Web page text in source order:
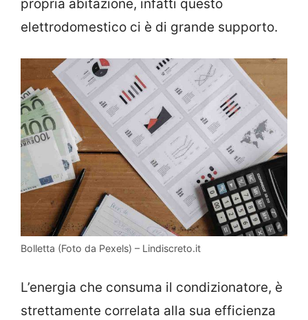
propria abitazione, infatti questo
elettrodomestico ci è di grande supporto.
Bolletta (Foto da Pexels) – Lindiscreto.it
L’energia che consuma il condizionatore, è
strettamente correlata alla sua efficienza